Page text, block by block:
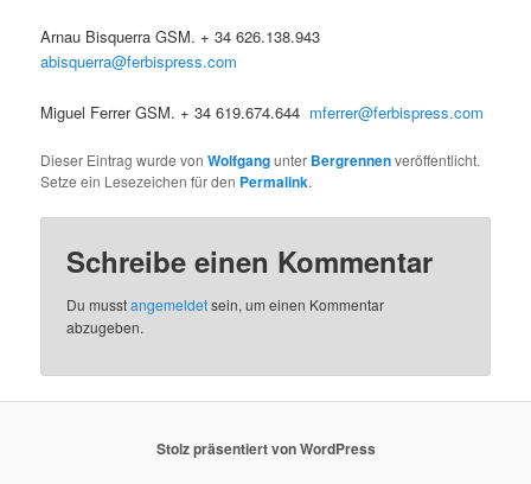
Arnau Bisquerra GSM. + 34 626.138.943
abisquerra@ferbispress.com
Miguel Ferrer GSM. + 34 619.674.644 mferrer@ferbispress.com
Dieser Eintrag wurde vonWolfgangunter Bergrennenveröffentlicht.
Setze ein Lesezeichen für den Permalink.
Schreibe einen Kommentar
Du musstangemeldetsein, um einen Kommentar
abzugeben.
Stolz präsentiert von WordPress